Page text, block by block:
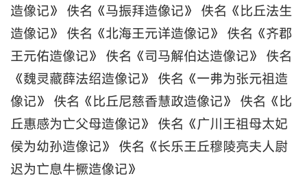
造像记》 佚名《马振拜造像记》 佚名《比丘法生
造像记》 佚名《北海王元详造像记》 佚名《齐郡
王元佑造像记》 佚名《司马解伯达造像记》 佚名
《魏灵藏薛法绍造像记》 佚名《一弗为张元祖造
像记》 佚名《比丘尼慈香慧政造像记》 佚名《比
丘惠感为亡父母造像记》 佚名《广川王祖母太妃
侯为幼孙造像记》 佚名《长乐王丘穆陵亮夫人尉
迟为亡息牛橛造像记》